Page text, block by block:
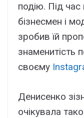
подію. Під
бізнесмен і
зробив їй
знаменитість
своєму
Денисенко
очікувала